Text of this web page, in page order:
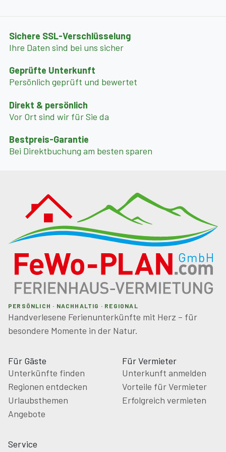
Sichere SSL-Verschlüsselung
Ihre Daten sind bei uns sicher
Geprüfte Unterkunft
Persönlich geprüft und bewertet
Direkt & persönlich
Vor Ort sind wir für Sie da
Bestpreis-Garantie
Bei Direktbuchung am besten sparen
PERSÖNLICH · NACHHALTIG · REGIONAL
Handverlesene Ferienunterkünfte mit Herz – für
besondere Momente in der Natur.
Für Gäste
Unterkünfte finden
Regionen entdecken
Urlaubsthemen
Angebote
Für Vermieter
Unterkunft anmelden
Vorteile für Vermieter
Erfolgreich vermieten
Service